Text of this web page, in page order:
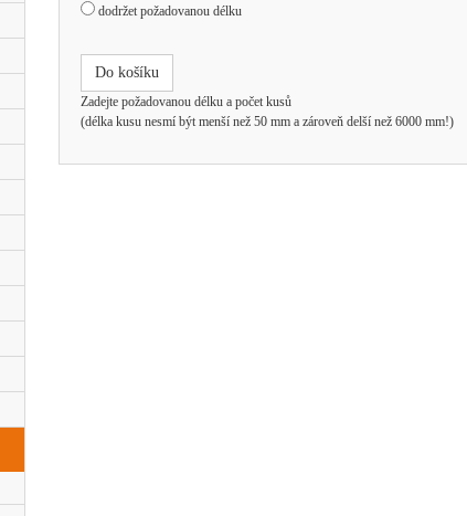
dodržet požadovanou délku
Do košíku
Zadejte požadovanou délku a počet kusů
(délka kusu nesmí být menší než 50 mm a zároveň delší než 6000 mm!)